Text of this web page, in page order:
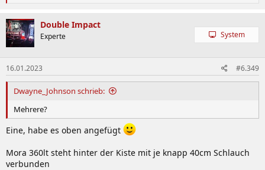
k
t
i
o
n
e
n
:
Double Impact
Experte System
16.01.2023 #6.349
Dwayne_Johnson schrieb:
Mehrere?
Eine, habe es oben angefügt
Mora 360lt steht hinter der Kiste mit je knapp 40cm Schlauch
verbunden